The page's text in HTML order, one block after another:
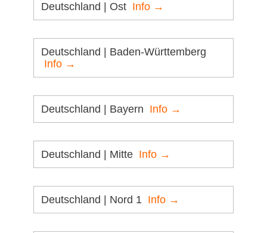
Deutschland | Ost Info →
Deutschland | Baden-Württemberg
Info →
Deutschland | Bayern Info →
Deutschland | Mitte Info →
Deutschland | Nord 1 Info →